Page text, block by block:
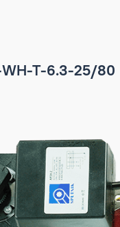
MU-WH-T-